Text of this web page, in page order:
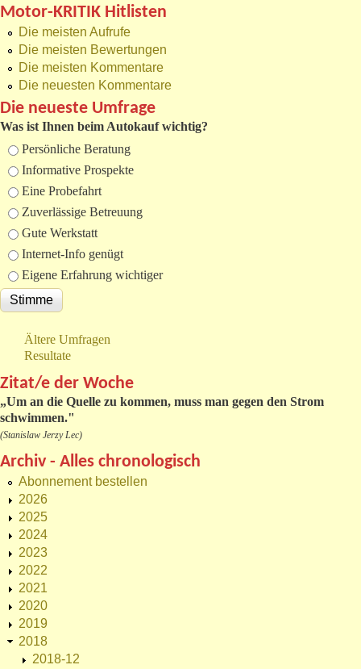
Motor-KRITIK Hitlisten
Die meisten Aufrufe
Die meisten Bewertungen
Die meisten Kommentare
Die neuesten Kommentare
Die neueste Umfrage
Was ist Ihnen beim Autokauf wichtig?
Auswahlmöglichkeiten
Persönliche Beratung
Informative Prospekte
Eine Probefahrt
Zuverlässige Betreuung
Gute Werkstatt
Internet-Info genügt
Eigene Erfahrung wichtiger
Ältere Umfragen
Resultate
Zitat/e der Woche
„Um an die Quelle zu kommen, muss man gegen den Strom
schwimmen."
(Stanislaw Jerzy Lec)
Archiv - Alles chronologisch
Abonnement bestellen
2026
2025
2024
2023
2022
2021
2020
2019
2018
2018-12